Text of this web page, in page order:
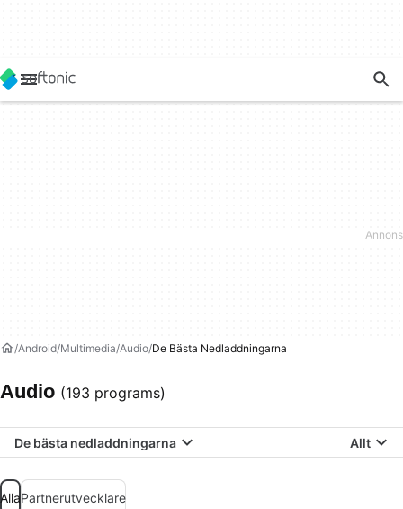
Android Multimedia Audio De Bästa Nedladdningarna
Audio (193 programs)
De bästa nedladdningarna Allt
AllaPartnerutvecklare